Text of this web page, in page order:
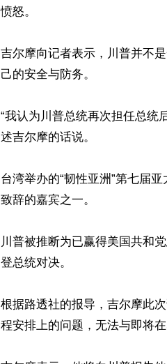
愤怒。
吉尔摩向记者表示，川普并不
己的安全与防务。
“我认为川普总统再次担任总统
述吉尔摩的话说。
台湾举办的“韧性亚洲”第七届
致辞的嘉宾之一。
川普被推断为已赢得美国共和
登总统对决。
根据路透社的报导，吉尔摩此
程安排上的问题，无法与即将